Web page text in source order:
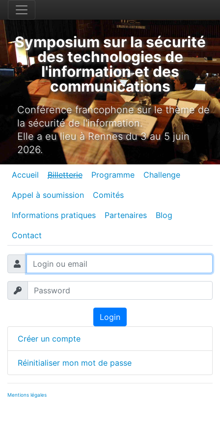
Symposium sur la sécurité
des technologies de
l'information et des
communications
Conférence francophone sur le thème de
la sécurité de l'information.
Elle a eu lieu à Rennes du 3 au 5 juin
2026.
Accueil Billetterie Programme Challenge
Appel à soumission Comités
Informations pratiques Partenaires Blog
Contact
Login
Créer un compte
Réinitialiser mon mot de passe
Mentions légales